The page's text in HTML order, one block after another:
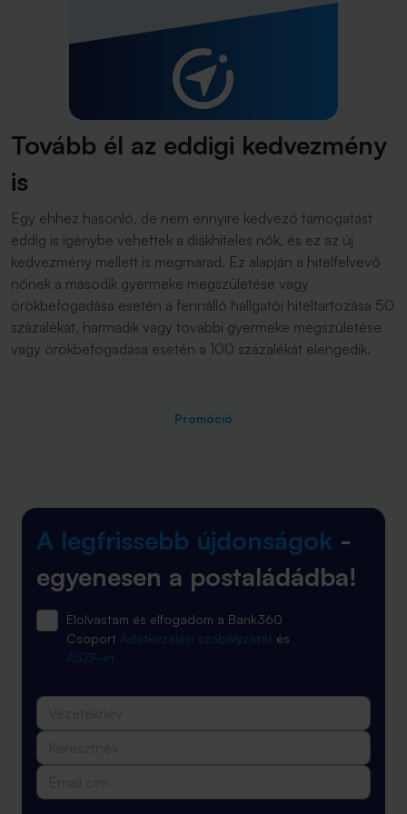
Tovább él az eddigi kedvezmény
is
Egy ehhez hasonló, de nem ennyire kedvező támogatást
eddig is igénybe vehettek a diákhiteles nők, és ez az új
kedvezmény mellett is megmarad. Ez alapján a hitelfelvevő
nőnek a második gyermeke megszületése vagy
örökbefogadása esetén a fennálló hallgatói hiteltartozása 50
százalékát, harmadik vagy további gyermeke megszületése
vagy örökbefogadása esetén a 100 százalékát elengedik.
Promóció
A legfrissebb újdonságok -
egyenesen a postaládádba!
Elolvastam és elfogadom a Bank360
Csoport Adatkezelési szabályzatát és
ÁSZF-ét